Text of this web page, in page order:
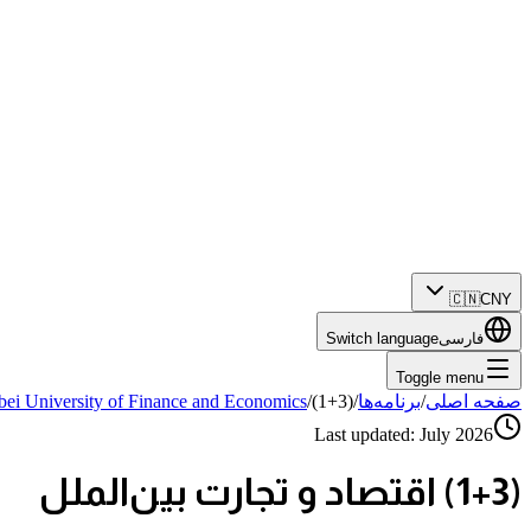
🇨🇳CNY
فارسیSwitch language
Toggle menu
صفحه اصلی/برنامه‌ها/
University of Finance and Economics/(1+3) اقتصاد و تجارت بین‌الملل
Last updated: July 2026
(1+3) اقتصاد و تجارت بین‌الملل